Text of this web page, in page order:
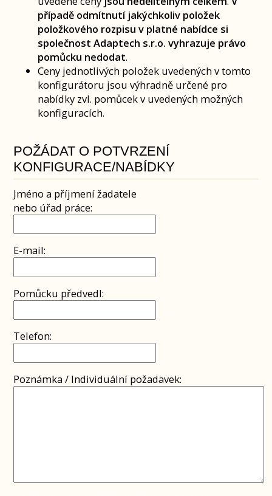
případě odmítnutí jakýchkoliv položek
položkového rozpisu v platné nabídce si
společnost Adaptech s.r.o. vyhrazuje právo
pomůcku nedodat.
Ceny jednotlivých položek uvedených v tomto
konfigurátoru jsou výhradně určené pro
nabídky zvl. pomůcek v uvedených možných
konfiguracích.
POŽÁDAT O POTVRZENÍ
KONFIGURACE/NABÍDKY
Jméno a příjmení žadatele
nebo úřad práce:
E-mail:
Pomůcku předvedl:
Telefon:
Poznámka / Individuální požadavek: